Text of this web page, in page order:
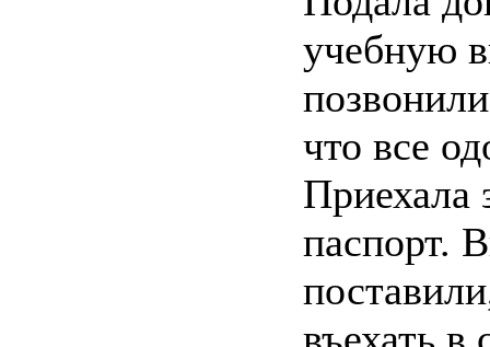
учебную
что все
Приехала
паспорт.